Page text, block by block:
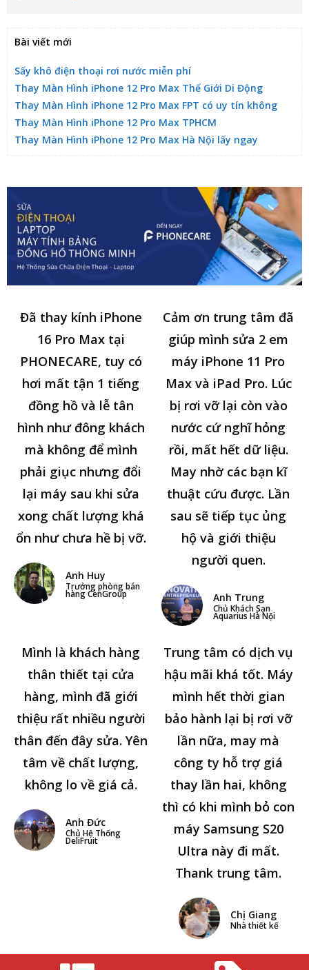
Bài viết mới
Sấy khô điện thoại rơi nước miễn phí
Thay Màn Hình iPhone 12 Pro Max Thế Giới Di Động
Thay Màn Hình iPhone 12 Pro Max FPT có uy tín không
Thay Màn Hình iPhone 12 Pro Max TPHCM
Thay Màn Hình iPhone 12 Pro Max Hà Nội lấy ngay
Đã thay kính iPhone
16 Pro Max tại
PHONECARE, tuy có
hơi mất tận 1 tiếng
đồng hồ và lễ tân
hình như đông khách
mà không để mình
phải giục nhưng đổi
lại máy sau khi sửa
xong chất lượng khá
ổn như chưa hề bị vỡ.
Anh Huy
Trưởng phòng bán
hàng CenGroup
Cảm ơn trung tâm đã
giúp mình sửa 2 em
máy iPhone 11 Pro
Max và iPad Pro. Lúc
bị rơi vỡ lại còn vào
nước cứ nghĩ hỏng
rồi, mất hết dữ liệu.
May nhờ các bạn kĩ
thuật cứu được. Lần
sau sẽ tiếp tục ủng
hộ và giới thiệu
người quen.
Anh Trung
Chủ Khách Sạn
Aquarius Hà Nội
Mình là khách hàng
thân thiết tại cửa
hàng, mình đã giới
thiệu rất nhiều người
thân đến đây sửa. Yên
tâm về chất lượng,
không lo về giá cả.
Anh Đức
Chủ Hệ Thống
DeliFruit
Trung tâm có dịch vụ
hậu mãi khá tốt. Máy
mình hết thời gian
bảo hành lại bị rơi vỡ
lần nữa, may mà
công ty hỗ trợ giá
thay lần hai, không
thì có khi mình bỏ con
máy Samsung S20
Ultra này đi mất.
Thank trung tâm.
Chị Giang
Nhà thiết kế